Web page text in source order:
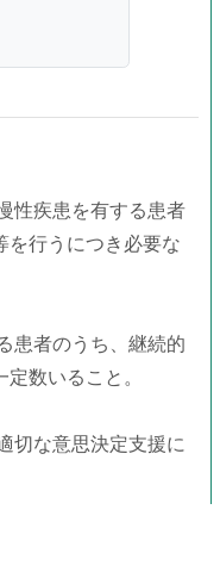
性疾患を有する患者
を行うにつき必要な
患者のうち、継続的
数いること。
切な意思決定支援に